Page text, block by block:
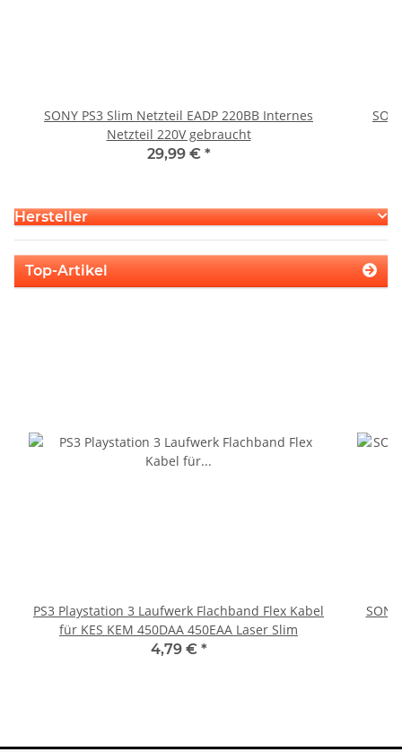
SONY PS3 Slim Netzteil EADP 220BB Internes
Netzteil 220V gebraucht
29,99 € *
Hersteller
Top-Artikel
PS3 Playstation 3 Laufwerk Flachband Flex Kabel
für KES KEM 450DAA 450EAA Laser Slim
4,79 € *